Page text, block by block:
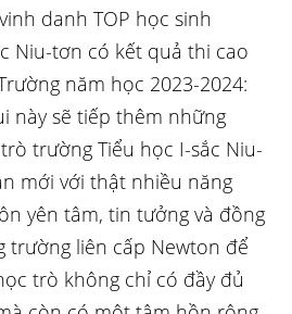
danh TOP học sinh
Niu-tơn có kết quả thi cao
năm học 2023-2024:
này sẽ tiếp thêm những
trường Tiểu học I-sắc Niu-
mới với thật nhiều năng
yên tâm, tin tưởng và đồng
trường liên cấp Newton để
trò không chỉ có đầy đủ